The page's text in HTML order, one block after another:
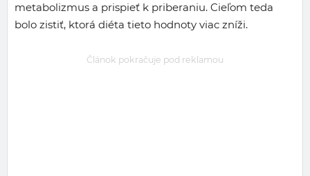
metabolizmus a prispieť k priberaniu. Cieľom teda
bolo zistiť, ktorá diéta tieto hodnoty viac zníži.
Článok pokračuje pod reklamou